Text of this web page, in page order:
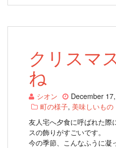
クリスマ
ね
シオン
December
町の様子, 美味しいもの
友人宅へ夕食に呼ばれた際
スの飾りがすごいです。
今の季節、こんなふうに凝